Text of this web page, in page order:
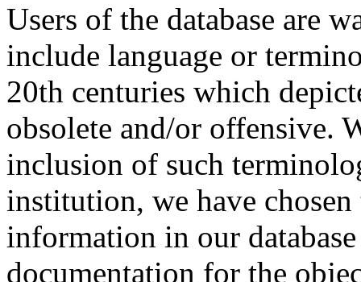
Users of the database are
include language or
20th centuries which
obsolete and/or offensive.
inclusion of such
institution, we have
information in our
documentation for the